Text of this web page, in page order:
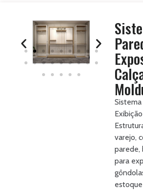
varejo,
parede,
para